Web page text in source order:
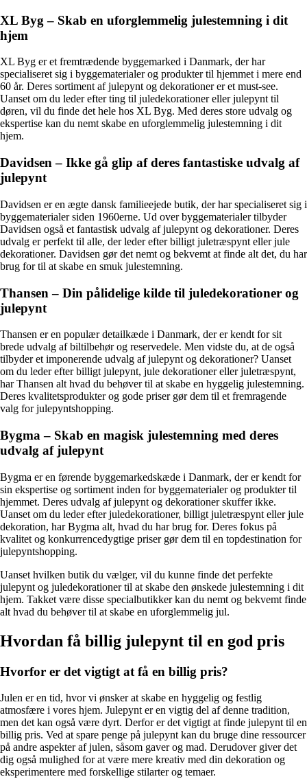
XL Byg – Skab en uforglemmelig julestemning i dit
hjem
XL Byg er et fremtrædende byggemarked i Danmark, der har
specialiseret sig i byggematerialer og produkter til hjemmet i mere end
60 år. Deres sortiment af julepynt og dekorationer er et must-see.
Uanset om du leder efter ting til juledekorationer eller julepynt til
døren, vil du finde det hele hos XL Byg. Med deres store udvalg og
ekspertise kan du nemt skabe en uforglemmelig julestemning i dit
hjem.
Davidsen – Ikke gå glip af deres fantastiske udvalg af
julepynt
Davidsen er en ægte dansk familieejede butik, der har specialiseret sig i
byggematerialer siden 1960erne. Ud over byggematerialer tilbyder
Davidsen også et fantastisk udvalg af julepynt og dekorationer. Deres
udvalg er perfekt til alle, der leder efter billigt juletræspynt eller jule
dekorationer. Davidsen gør det nemt og bekvemt at finde alt det, du har
brug for til at skabe en smuk julestemning.
Thansen – Din pålidelige kilde til juledekorationer og
julepynt
Thansen er en populær detailkæde i Danmark, der er kendt for sit
brede udvalg af biltilbehør og reservedele. Men vidste du, at de også
tilbyder et imponerende udvalg af julepynt og dekorationer? Uanset
om du leder efter billigt julepynt, jule dekorationer eller juletræspynt,
har Thansen alt hvad du behøver til at skabe en hyggelig julestemning.
Deres kvalitetsprodukter og gode priser gør dem til et fremragende
valg for julepyntshopping.
Bygma – Skab en magisk julestemning med deres
udvalg af julepynt
Bygma er en førende byggemarkedskæde i Danmark, der er kendt for
sin ekspertise og sortiment inden for byggematerialer og produkter til
hjemmet. Deres udvalg af julepynt og dekorationer skuffer ikke.
Uanset om du leder efter juledekorationer, billigt juletræspynt eller jule
dekoration, har Bygma alt, hvad du har brug for. Deres fokus på
kvalitet og konkurrencedygtige priser gør dem til en topdestination for
julepyntshopping.
Uanset hvilken butik du vælger, vil du kunne finde det perfekte
julepynt og juledekorationer til at skabe den ønskede julestemning i dit
hjem. Takket være disse specialbutikker kan du nemt og bekvemt finde
alt hvad du behøver til at skabe en uforglemmelig jul.
Hvordan få billig julepynt til en god pris
Hvorfor er det vigtigt at få en billig pris?
Julen er en tid, hvor vi ønsker at skabe en hyggelig og festlig
atmosfære i vores hjem. Julepynt er en vigtig del af denne tradition,
men det kan også være dyrt. Derfor er det vigtigt at finde julepynt til en
billig pris. Ved at spare penge på julepynt kan du bruge dine ressourcer
på andre aspekter af julen, såsom gaver og mad. Derudover giver det
dig også mulighed for at være mere kreativ med din dekoration og
eksperimentere med forskellige stilarter og temaer.